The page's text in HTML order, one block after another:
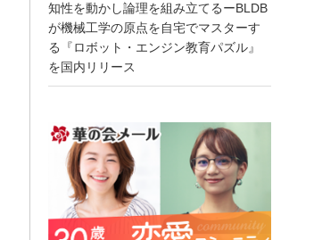
知性を動かし論理を組み立てるーBLDB
が機械工学の原点を自宅でマスターす
る『ロボット・エンジン教育パズル』
を国内リリース